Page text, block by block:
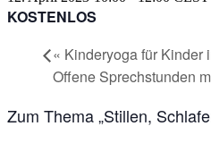
KOSTENLOS
« Kinderyoga für Kinder
Offene Sprechstunden
Zum Thema „Stillen,